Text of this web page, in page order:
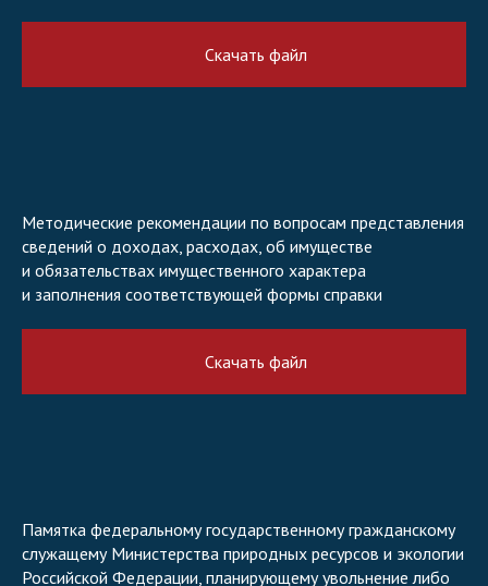
Скачать файл
Методические рекомендации по вопросам представления
сведений о доходах, расходах, об имуществе
и обязательствах имущественного характера
и заполнения соответствующей формы справки
Скачать файл
Памятка федеральному государственному гражданскому
служащему Министерства природных ресурсов и экологии
Российской Федерации, планирующему увольнение либо